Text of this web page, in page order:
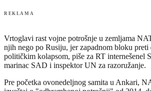
REKLAMA
Vrtoglavi rast vojne potrošnje u zemljama
njih nego po Rusiju, jer zapadnom bloku preti
političkim kolapsom, piše za RT internešenel
marinac SAD i inspektor UN za razoružanje.
Pre početka ovonedeljnog samita u Ankari,